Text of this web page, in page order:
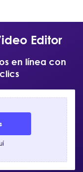
Editor
en línea con